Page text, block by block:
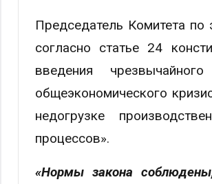
Председатель Комитета по
согласно статье 24
введения
общеэкономического
недогрузке
процессов».
«Нормы закона